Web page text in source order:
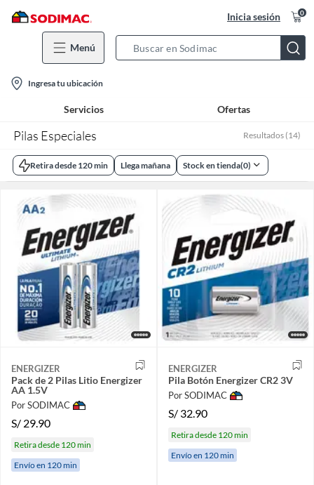
Inicia sesión 0
Menú
Bar
location-
icon
Ingresa tu ubicación
Servicios Ofertas
Pilas Especiales Resultados (14)
Retira desde 120 min Llega mañana Stock en tienda(0)
ENERGIZER
Pack de 2 Pilas Litio Energizer
AA 1.5V
Por SODIMAC
S/ 29.90
Retira desde 120 min
Envío en 120 min
ENERGIZER
Pila Botón Energizer CR2 3V
Por SODIMAC
S/ 32.90
Retira desde 120 min
Envío en 120 min